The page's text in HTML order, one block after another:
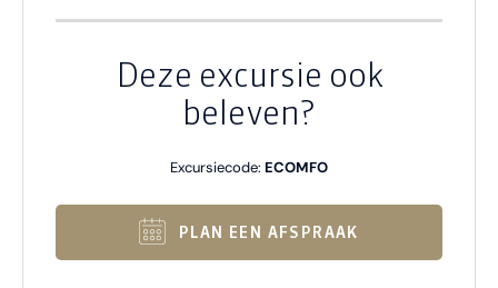
Deze excursie ook
beleven?
Excursiecode: ECOMFO
PLAN EEN AFSPRAAK